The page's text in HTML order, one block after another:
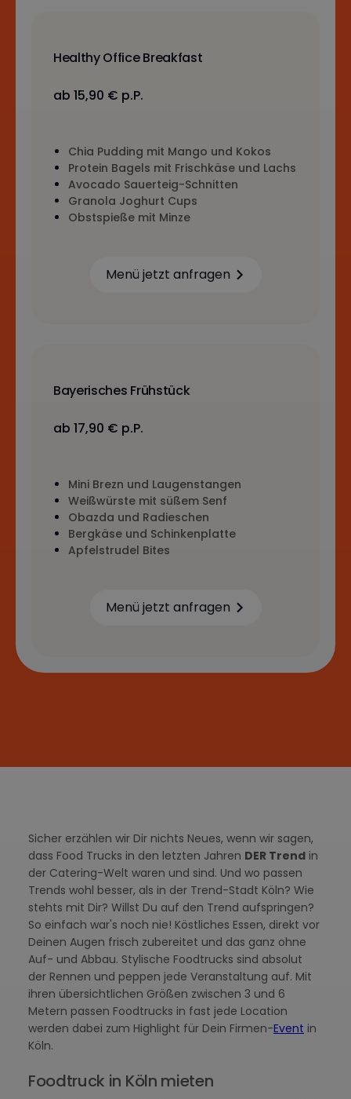
Healthy Office Breakfast
ab 15,90 € p.P.
Chia Pudding mit Mango und Kokos
Protein Bagels mit Frischkäse und Lachs
Avocado Sauerteig-Schnitten
Granola Joghurt Cups
Obstspieße mit Minze
Menü jetzt anfragen
Bayerisches Frühstück
ab 17,90 € p.P.
Mini Brezn und Laugenstangen
Weißwürste mit süßem Senf
Obazda und Radieschen
Bergkäse und Schinkenplatte
Apfelstrudel Bites
Menü jetzt anfragen
Sicher erzählen wir Dir nichts Neues, wenn wir sagen,
dass Food Trucks in den letzten Jahren DER Trend in
der Catering-Welt waren und sind. Und wo passen
Trends wohl besser, als in der Trend-Stadt Köln? Wie
stehts mit Dir? Willst Du auf den Trend aufspringen?
So einfach war's noch nie! Köstliches Essen, direkt vor
Deinen Augen frisch zubereitet und das ganz ohne
Auf- und Abbau. Stylische Foodtrucks sind absolut
der Rennen und peppen jede Veranstaltung auf. Mit
ihren übersichtlichen Größen zwischen 3 und 6
Metern passen Foodtrucks in fast jede Location
werden dabei zum Highlight für Dein Firmen-Event in
Köln.
Foodtruck in Köln mieten